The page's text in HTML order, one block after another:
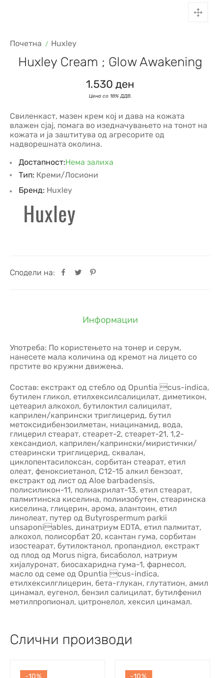
Почетна Huxley
Huxley Cream ; Glow Awakening
1.530 ден
Свиленкаст, мазен крем кој и дава на кожата
влажен сјај, помага во изедначувањето на тонот на
кожата и ја заштитува од агресорите од
надворешната околина.
Достапност:Нема залиха
Сподели на:
Тип: Креми/Лосиони
Бренд: Huxley
Информации
Употреба: По користењето на тонер и серум,
нанесете мала количина од кремот на лицето со
прстите во кружни движења.
Состав: екстракт од стебло од Opuntia cus-indica,
бутилен гликол, етилхексилсалицилат, диметикон,
цетеарил алкохол, бутилоктил салицилат,
каприлен/капрински триглицерид, бутил
метоксидибензоилметан, ниацинамид, вода,
глицерил стеарат, стеарет-2, стеарет-21, 1,2-
хександиол, каприлен/капрински/миристички/
стеарински триглицерид, сквалан,
циклопентасилоксан, сорбитан стеарат, етил
олеат, феноксиетанол, C12-15 алкил бензоат,
екстракт од лист од Aloe barbadensis,
полисиликон-11, полиакрилат-13, етил стеарат,
палмитинска киселина, полиизобутен, стеаринска
киселина, глицерин, арома, алантоин, етил
линолеат, путер од Butyrospermum parkii
unsaponiables, динатриум EDTA, етил палмитат,
алкохол, полисорбат 20, ксантан гума, сорбитан
изостеарат, бутилоктанол, пропандиол, екстракт
од плод од Morus nigra, бисаболол, натриум
хијалуронат, биосахаридна гума-1, фарнесол,
масло од семе од Opuntia cus-indica,
етилхексилглицерин, бета-глукан, глутатион, амил
цинамал, еугенол, бензил салицилат, бутилфенил
метилпропионал, цитронелол, хексил цинамал.
Слични производи
-10% -10%